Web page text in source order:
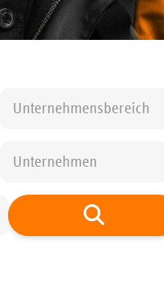
Unternehmensbereich
Unternehmen